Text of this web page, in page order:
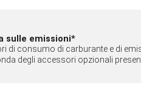
sulle emissioni*
di consumo di carburante e di
degli accessori opzionali